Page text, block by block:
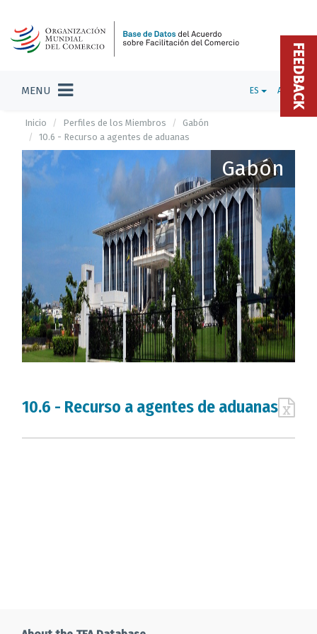
MENU ES ADMIN
Inicio Perfiles de los Miembros
Gabón
10.6 - Recurso a agentes de aduanas
Gabón
10.6 - Recurso a agentes de aduanas
FEEDBACK